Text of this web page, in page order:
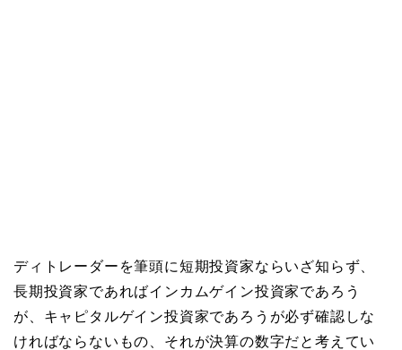
ディトレーダーを筆頭に短期投資家ならいざ知らず、
長期投資家であればインカムゲイン投資家であろう
が、キャピタルゲイン投資家であろうが必ず確認しな
ければならないもの、それが決算の数字だと考えてい